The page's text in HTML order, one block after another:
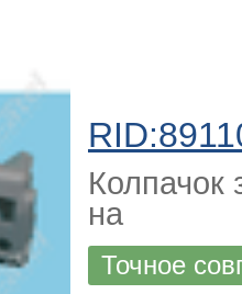
Колпачок
на
Точное